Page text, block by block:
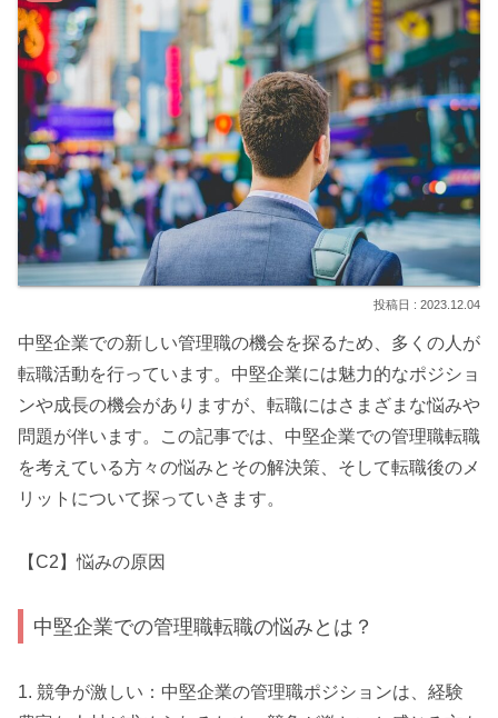
2023.12.04
中堅企業での新しい管理職の機会を探るため、多くの人が
転職活動を行っています。中堅企業には魅力的なポジショ
ンや成長の機会がありますが、転職にはさまざまな悩みや
問題が伴います。この記事では、中堅企業での管理職転職
を考えている方々の悩みとその解決策、そして転職後のメ
リットについて探っていきます。
【C2】悩みの原因
中堅企業での管理職転職の悩みとは？
1. 競争が激しい：中堅企業の管理職ポジションは、経験